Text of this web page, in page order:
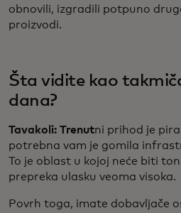
obnovili, izgradili potpuno
proizvodi.
Šta vidite kao
dana?
Tavakoli: Trenutni prihod je
potrebna vam je gomila
To je oblast u kojoj neće biti
prepreka ulasku veoma visoka.
Povrh toga, imate dobavljače